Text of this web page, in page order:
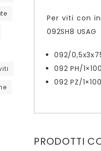
Per viti con
092SH8 USAG
092/
092 PH/
092 PZ/
PRODOTTI